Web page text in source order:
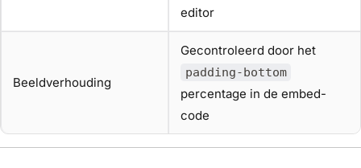
editor
Beeldverhouding
Gecontroleerd door het
padding-bottom
percentage in de embed-
code